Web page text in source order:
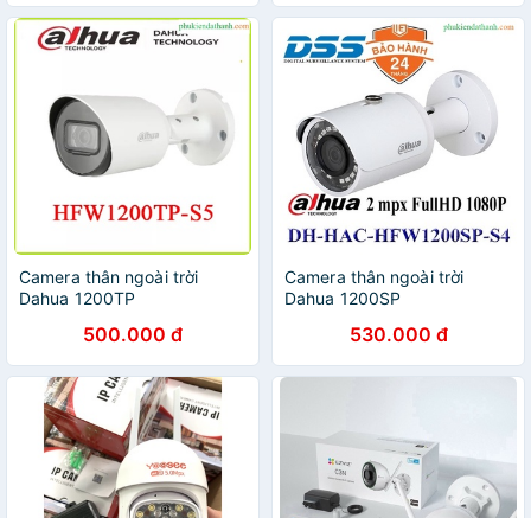
Camera thân ngoài trời
Dahua 1200TP
500.000 đ
Camera thân ngoài trời
Dahua 1200SP
530.000 đ